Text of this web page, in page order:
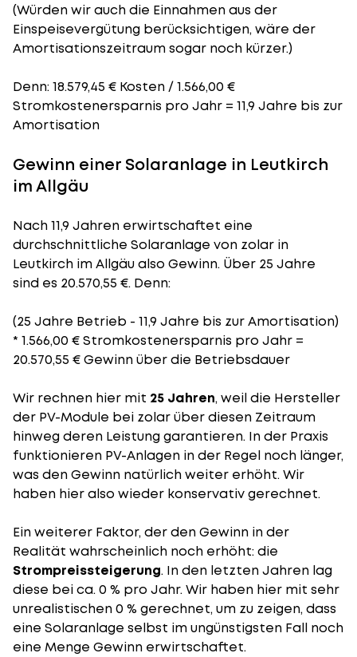
(Würden wir auch die Einnahmen aus der
Einspeisevergütung berücksichtigen, wäre der
Amortisationszeitraumsogar noch kürzer.)
Denn: 18.579,45 € Kosten / 1.566,00 €
Stromkostenersparnis pro Jahr = 11,9 Jahre bis zur
Amortisation
Gewinn einer Solaranlage in Leutkirch
im Allgäu
Nach 11,9 Jahren erwirtschaftet eine
durchschnittliche Solaranlage von zolar in
Leutkirch im Allgäu also Gewinn. Über 25 Jahre
sind es 20.570,55 €. Denn:
(25 Jahre Betrieb - 11,9 Jahre bis zur Amortisation)
* 1.566,00 € Stromkostenersparnis pro Jahr =
20.570,55 € Gewinn über die Betriebsdauer
Wir rechnen hier mit 25 Jahren, weil die Hersteller
der PV-Module bei zolar über diesen Zeitraum
hinweg deren Leistung garantieren. In der Praxis
funktionieren PV-Anlagen in der Regel noch länger,
was den Gewinn natürlich weiter erhöht. Wir
haben hier also wieder konservativ gerechnet.
Ein weiterer Faktor, der den Gewinn in der
Realität wahrscheinlich noch erhöht: die
Strompreissteigerung. In den letzten Jahren lag
diese bei ca. 0 % pro Jahr. Wir haben hier mit sehr
unrealistischen 0 % gerechnet, um zu zeigen, dass
eine Solaranlage selbst im ungünstigsten Fall noch
eine Menge Gewinn erwirtschaftet.